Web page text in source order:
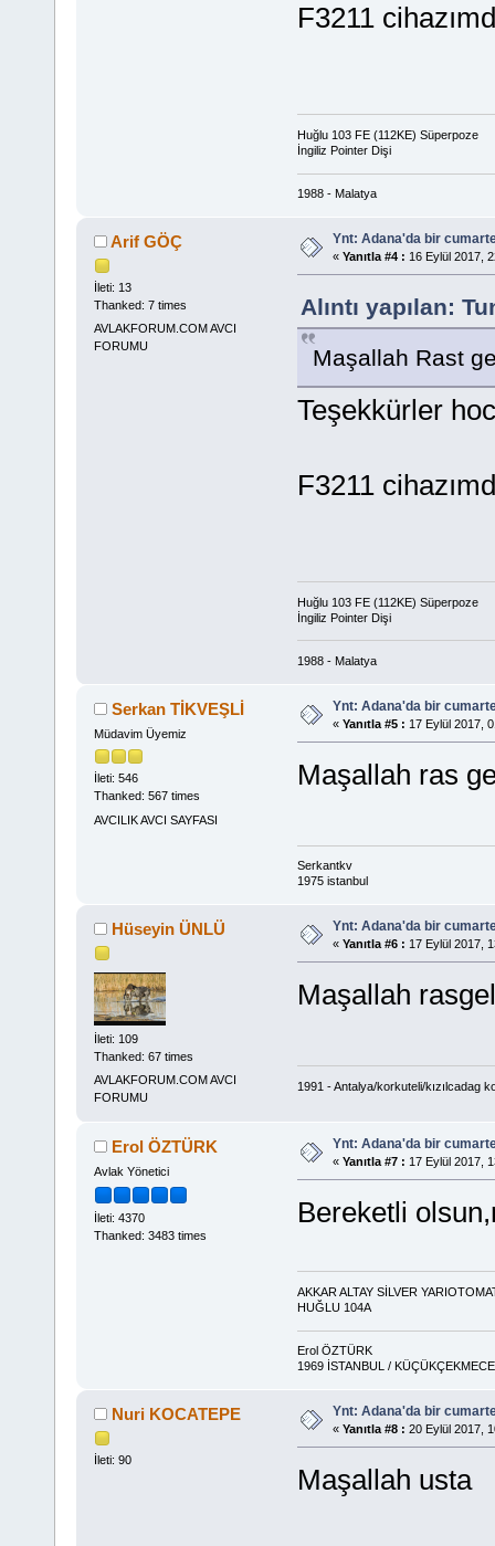
F3211
Huğlu 103 FE (112KE) Süperpoze
İngiliz Pointer Dişi
1988 - Malatya
Arif GÖÇ
İleti: 13
Thanked: 7 times
AVLAKFORUM.COM AVCI
FORUMU
Ynt: Adana'da bir
« Yanıtla #4 : 16 Eylül 2017,
Alıntı yapılan:
Maşallah Rast
Teşekkürler
F3211
Huğlu 103 FE (112KE) Süperpoze
İngiliz Pointer Dişi
1988 - Malatya
Serkan TİKVEŞLİ
Müdavim Üyemiz
İleti: 546
Thanked: 567 times
AVCILIK AVCI SAYFASI
Ynt: Adana'da bir
« Yanıtla #5 : 17 Eylül 2017,
Maşallah ras
Serkantkv
1975 istanbul
Hüseyin ÜNLÜ
İleti: 109
Thanked: 67 times
AVLAKFORUM.COM AVCI
FORUMU
Ynt: Adana'da bir
« Yanıtla #6 : 17 Eylül 2017,
Maşallah
1991 - Antalya/korkuteli/kızılcadag
Erol ÖZTÜRK
Avlak Yönetici
İleti: 4370
Thanked: 3483 times
Ynt: Adana'da bir
« Yanıtla #7 : 17 Eylül 2017,
Bereketli
AKKAR ALTAY SİLVER
HUĞLU 104A
Erol ÖZTÜRK
1969 İSTANBUL /
Nuri KOCATEPE
İleti: 90
Ynt: Adana'da bir
« Yanıtla #8 : 20 Eylül 2017,
Maşallah usta